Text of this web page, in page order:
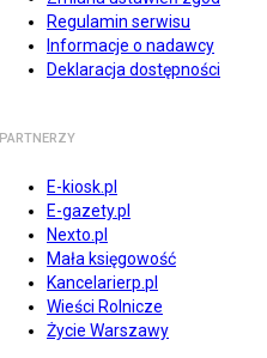
Regulamin serwisu
Informacje o nadawcy
Deklaracja dostępności
PARTNERZY
E-kiosk.pl
E-gazety.pl
Nexto.pl
Mała księgowość
Kancelarierp.pl
Wieści Rolnicze
Życie Warszawy